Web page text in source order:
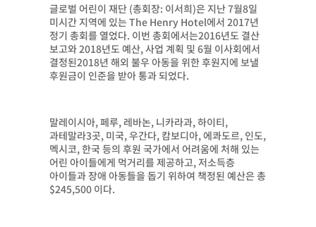
글로벌 어린이 재단 (총회장: 이서희)은 지난 7월8일
미시간 지역에 있는 The Henry Hotel에서 2017년
정기 총회를 열었다. 이번 총회에서는2016년도 결산
보고와 2018년도 예산, 사업 계획 및 6월 이사회에서
결정된2018년 해외 불우 아동을 위한 후원지에 보낼
후원금이 인준을 받아 통과 되었다.
말레이시아, 페루, 레바논, 니카라과, 하이티,
과테말라3곳, 미국, 우간다, 캄보디아, 에콰도르, 인도,
멕시코, 한국 등의 후원 국가에서 어려움에 처해 있는
어린 아이들에게 먹거리를 제공하고, 저소득층
아이들과 장애 아동들을 돕기 위하여 책정된 예산은 총
$245,500 이다.